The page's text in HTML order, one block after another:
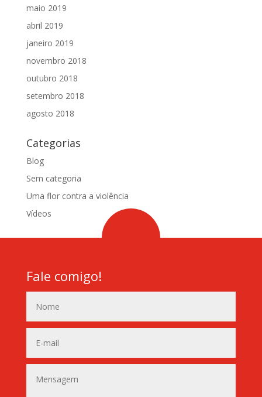
maio 2019
abril 2019
janeiro 2019
novembro 2018
outubro 2018
setembro 2018
agosto 2018
Categorias
Blog
Sem categoria
Uma flor contra a violência
Vídeos
Fale comigo!